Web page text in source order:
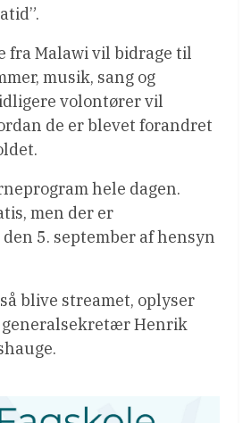
fra Malawi vil bidrage til
musik, sang og
volontører vil
de er blevet forandret
hele dagen.
men der er
5. september af hensyn
blive streamet, oplyser
generalsekretær Henrik